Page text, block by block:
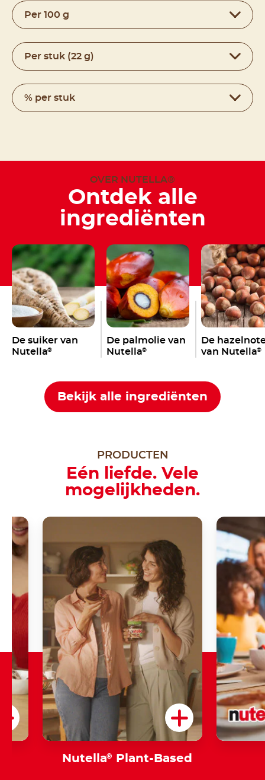
Per 100 g
Per stuk (22 g)
% per stuk
OVER NUTELLA®
Ontdek alle
ingrediënten
De suiker van
Nutella®
De palmolie van
Nutella®
De
van Nutella®
Bekijk alle ingrediënten
Nutella® Plant-Based
PRODUCTEN
Eén liefde. Vele
mogelijkheden.